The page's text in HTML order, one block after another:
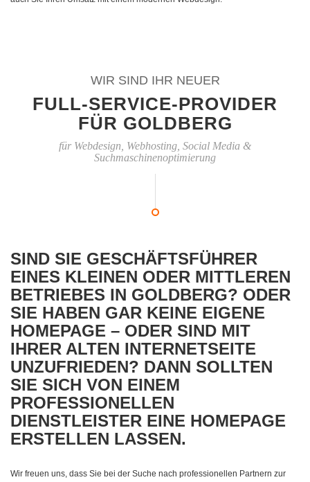
WIR SIND IHR NEUER
FULL-SERVICE-PROVIDER
FÜR GOLDBERG
für Webdesign, Webhosting, Social Media &
Suchmaschinenoptimierung
SIND SIE GESCHÄFTSFÜHRER
EINES KLEINEN ODER MITTLEREN
BETRIEBES IN GOLDBERG? ODER
SIE HABEN GAR KEINE EIGENE
HOMEPAGE – ODER SIND MIT
IHRER ALTEN INTERNETSEITE
UNZUFRIEDEN? DANN SOLLTEN
SIE SICH VON EINEM
PROFESSIONELLEN
DIENSTLEISTER EINE HOMEPAGE
ERSTELLEN LASSEN.
Wir freuen uns, dass Sie bei der Suche nach professionellen Partnern zur